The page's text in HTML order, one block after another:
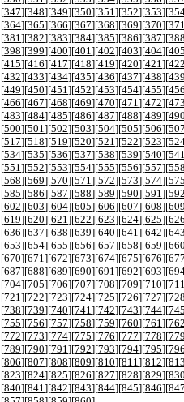
[347][348][349][350][351 ][352][353][
[364][365][366][367][368][369][370][371
[381 ][382][383][384][385][386][387][388
[398][399][400][401 ][402][403][404][405
[415][416][417][418][419][420][421 ][422
[432][433][434][435][436][437][438][439
[449][450][451 ][452][453][454][455][456
[466][467][468][469][470][471 ][472][473
[483][484][485][486][487][488][489][490
[500][501 ][502][503][504][505][506][507
[517][518][519][520][521 ][522][523][
[534][535][536][537][538][539][540][541
[551 ][552][553][554][555][556][557][558
[568][569][570][571 ][572][573][574][575
[585][586][587][588][589][590][591 ][592
[602][603][604][605][606][607][608][609
[619][620][621 ][622][623][624][625][626
[636][637][638][639][640][641 ][642][643
[653][654][655][656][657][658][659][660
[670][671 ][672][673][674][675][676][677
[687][688][689][690][691 ][692][693][
[704][705][706][707][708][709][710][711
[721 ][722][723][724][725][726][727][728
[738][739][740][741 ][742][743][744][745
[755][756][757][758][759][760][761 ][762
[772][773][774][775][776][777][778][779
[789][790][791 ][792][793][794][795][796
[806][807][808][809][810][811 ][812][813
[823][824][825][826][827][828][829][830
[840][841 ][842][843][844][845][846][847